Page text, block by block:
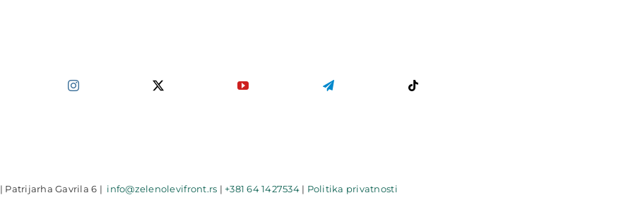
Patrijarha Gavrila 6 | info@zelenolevifront.rs | +381 64 1427534| Politika privatnosti